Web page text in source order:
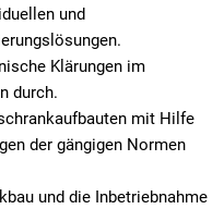
und
Klärungen im
durch.
mit Hilfe
der gängigen Normen
und die Inbetriebnahme